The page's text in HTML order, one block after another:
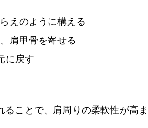
えのように構える
肩甲骨を寄せる
に戻す
ることで、肩周りの柔軟性が高